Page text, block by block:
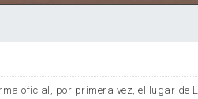
oficial, por primera vez, el lugar de